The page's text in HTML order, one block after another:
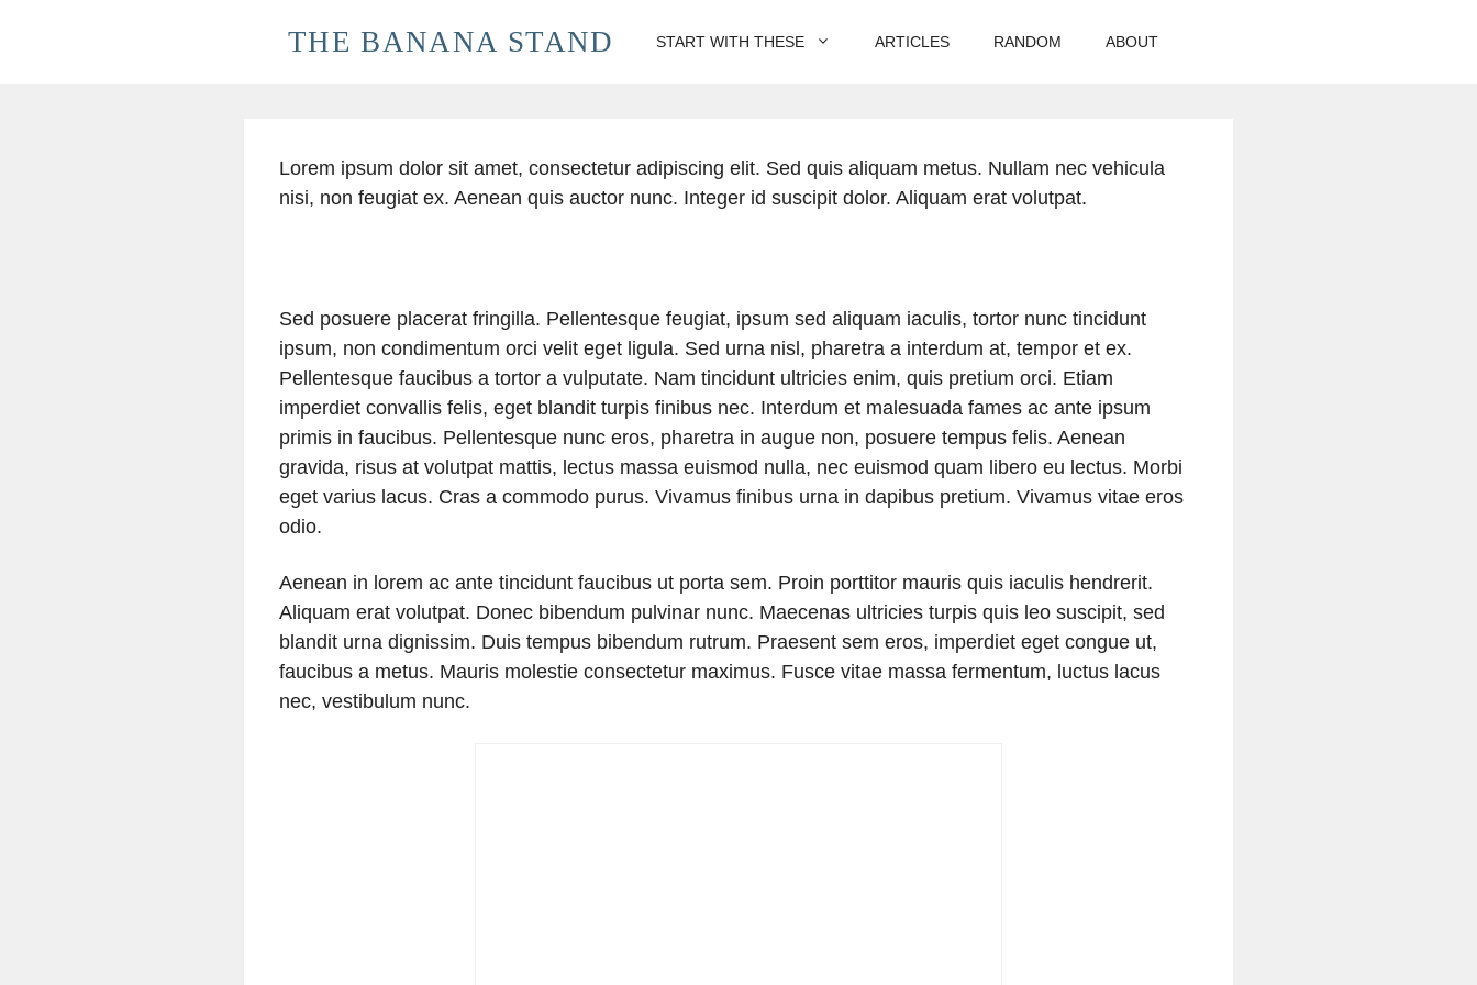
THE BANANA STAND START WITH THESE ARTICLES RANDOM ABOUT
Lorem ipsum dolor sit amet, consectetur adipiscing elit. Sed quis aliquam metus. Nullam nec vehicula
nisi, non feugiat ex. Aenean quis auctor nunc. Integer id suscipit dolor. Aliquam erat volutpat.
Sed posuere placerat fringilla. Pellentesque feugiat, ipsum sed aliquam iaculis, tortor nunc tincidunt
ipsum, non condimentum orci velit eget ligula. Sed urna nisl, pharetra a interdum at, tempor et ex.
Pellentesque faucibus a tortor a vulputate. Nam tincidunt ultricies enim, quis pretium orci. Etiam
imperdiet convallis felis, eget blandit turpis finibus nec. Interdum et malesuada fames ac ante ipsum
primis in faucibus. Pellentesque nunc eros, pharetra in augue non, posuere tempus felis. Aenean
gravida, risus at volutpat mattis, lectus massa euismod nulla, nec euismod quam libero eu lectus. Morbi
eget varius lacus. Cras a commodo purus. Vivamus finibus urna in dapibus pretium. Vivamus vitae eros
odio.
Aenean in lorem ac ante tincidunt faucibus ut porta sem. Proin porttitor mauris quis iaculis hendrerit.
Aliquam erat volutpat. Donec bibendum pulvinar nunc. Maecenas ultricies turpis quis leo suscipit, sed
blandit urna dignissim. Duis tempus bibendum rutrum. Praesent sem eros, imperdiet eget congue ut,
faucibus a metus. Mauris molestie consectetur maximus. Fusce vitae massa fermentum, luctus lacus
nec, vestibulum nunc.